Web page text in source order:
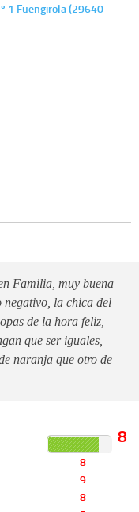
1 Fuengirola (29640
Familia, muy buena
la chica del
de la hora feliz,
que ser iguales,
naranja que otro de
8
8
9
8